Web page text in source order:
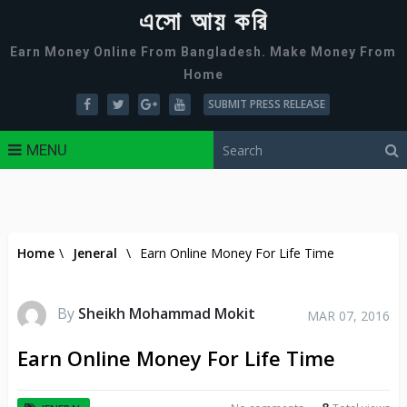
এসো আয় করি
Earn Money Online From Bangladesh. Make Money From
Home
SUBMIT PRESS RELEASE
MENU
Home \ Jeneral \ Earn Online Money For Life Time
By Sheikh Mohammad Mokit MAR 07, 2016
Earn Online Money For Life Time